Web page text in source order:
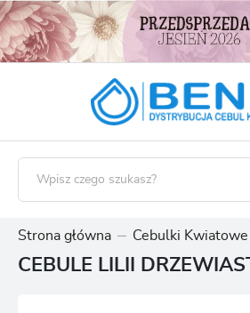
Strona główna Cebulki Kwiatowe
CEBULE LILII
USTAWIENIA
Język
Waluta